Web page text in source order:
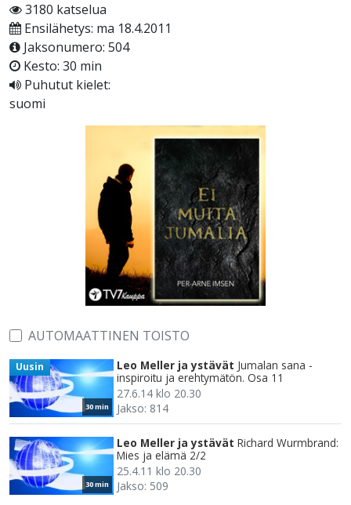
3180 katselua
Ensilähetys: ma 18.4.2011
Jaksonumero: 504
Kesto: 30 min
Puhutut kielet:
suomi
AUTOMAATTINEN TOISTO
30 min
Uusin Leo Meller ja ystävät Jumalan sana -
inspiroitu ja erehtymätön. Osa 11
27.6.14 klo 20.30
Jakso: 814
30 min
Leo Meller ja ystävät Richard Wurmbrand:
Mies ja elämä 2/2
25.4.11 klo 20.30
Jakso: 509